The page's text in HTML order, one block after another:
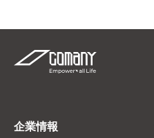
企業情報